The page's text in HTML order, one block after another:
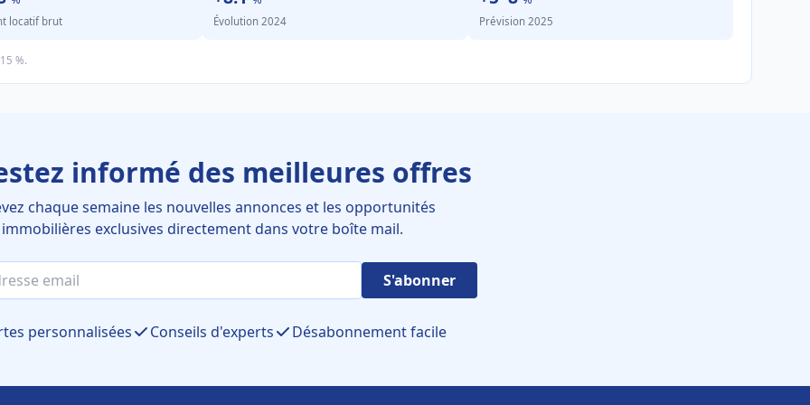
locatif brut Évolution 2024 Prévision 2025
%.
informé des meilleures offres
chaque semaine les nouvelles annonces et les opportunités
immobilières exclusives directement dans votre boîte mail.
S'abonner
personnalisées Conseils d'experts Désabonnement facile